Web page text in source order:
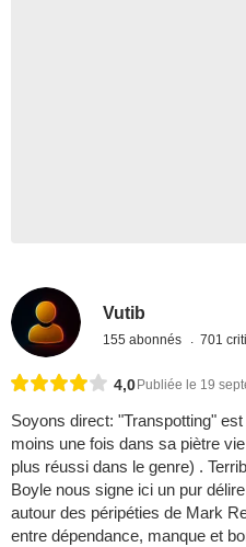
Vutib
155 abonnés 701
4,0 Publiée le 19
Soyons direct: "Transpotting"
moins une fois dans sa piètre
plus réussi dans le genre) .
Boyle nous signe ici un pur
autour des péripéties de Mark
entre dépendance, manque et